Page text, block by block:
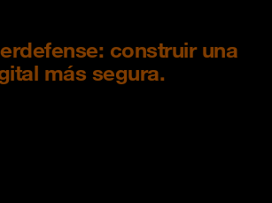
construir una
más segura.